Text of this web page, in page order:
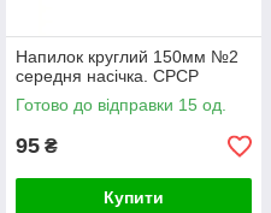
Напилок круглий 150мм №2
середня насічка. СРСР
Готово до відправки 15 од.
95 ₴
Купити